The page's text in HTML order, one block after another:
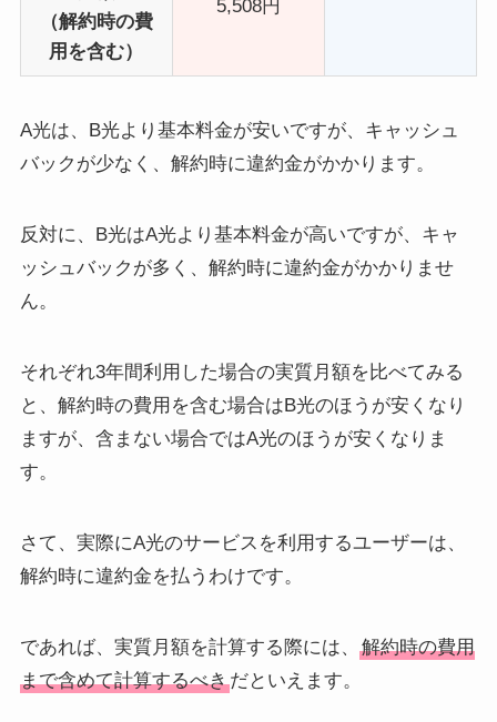
（解約時の費
用を含む）
5,508円
A光は、B光より基本料金が安いですが、キャッシュ
バックが少なく、解約時に違約金がかかります。
反対に、B光はA光より基本料金が高いですが、キャ
ッシュバックが多く、解約時に違約金がかかりませ
ん。
それぞれ3年間利用した場合の実質月額を比べてみる
と、解約時の費用を含む場合はB光のほうが安くなり
ますが、含まない場合ではA光のほうが安くなりま
す。
さて、実際にA光のサービスを利用するユーザーは、
解約時に違約金を払うわけです。
であれば、実質月額を計算する際には、
解約時の費用
まで含めて計算するべきだといえます。